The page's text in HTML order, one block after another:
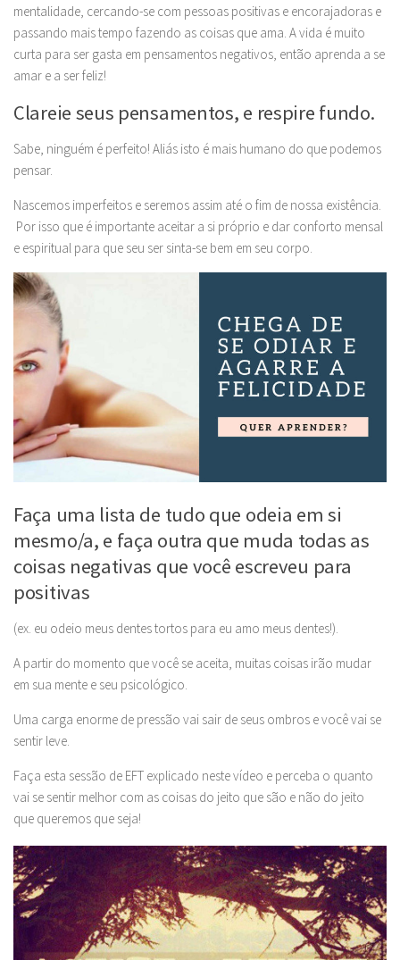
mentalidade, cercando-se com pessoas positivas e encorajadoras e
passando mais tempo fazendo as coisas que ama. A vida é muito
curta para ser gasta em pensamentos negativos, então aprenda a se
amar e a ser feliz!
Clareie seus pensamentos, e respire fundo.
Sabe, ninguém é perfeito! Aliás isto é mais humano do que podemos
pensar.
Nascemos imperfeitos e seremos assim até o fim de nossa existência.
Por isso que é importante aceitar a si próprio e dar conforto mensal
e espiritual para que seu ser sinta-se bem em seu corpo.
Faça uma lista de tudo que odeia em si
mesmo/a, e faça outra que muda todas as
coisas negativas que você escreveu para
positivas
(ex. eu odeio meus dentes tortos para eu amo meus dentes!).
A partir do momento que você se aceita, muitas coisas irão mudar
em sua mente e seu psicológico.
Uma carga enorme de pressão vai sair de seus ombros e você vai se
sentir leve.
Faça esta sessão de EFT explicado neste vídeo e perceba o quanto
vai se sentir melhor com as coisas do jeito que são e não do jeito
que queremos que seja!